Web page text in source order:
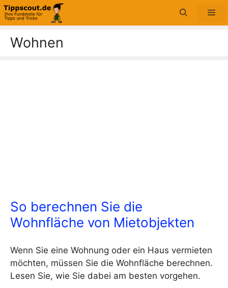
Zum
Inhalt
Wohnen
So berechnen Sie die
Wohnfläche von Mietobjekten
Wenn Sie eine Wohnung oder ein Haus vermieten
möchten, müssen Sie die Wohnfläche berechnen.
Lesen Sie, wie Sie dabei am besten vorgehen.